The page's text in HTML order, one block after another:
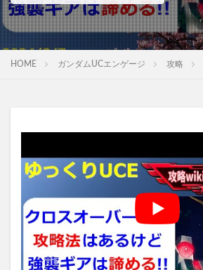
HOME ガンダムUCエンゲージ 攻略